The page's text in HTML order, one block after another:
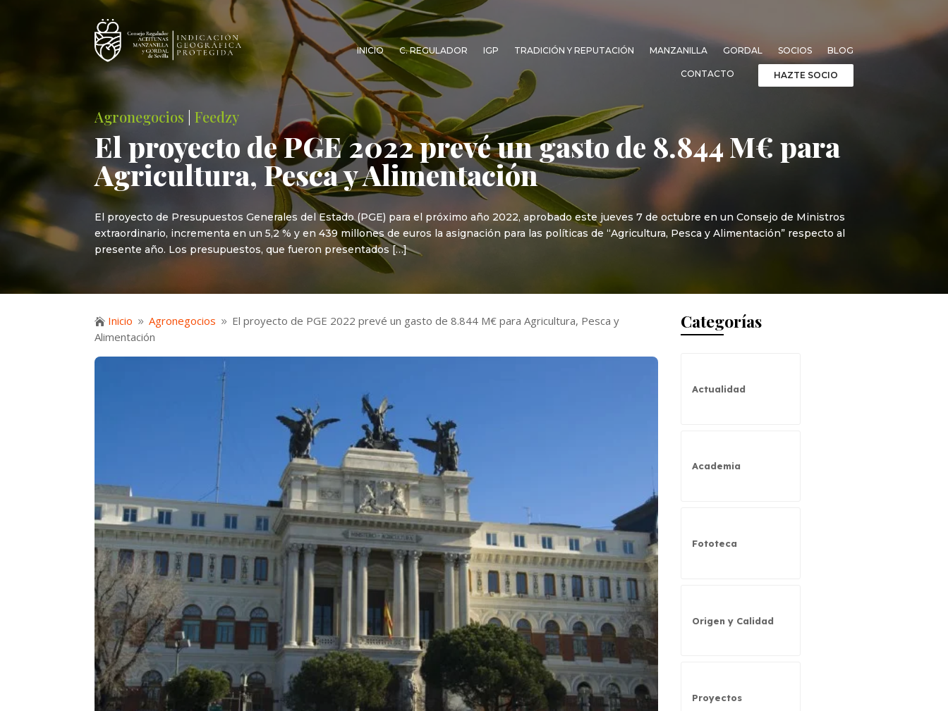
INICIO C. REGULADOR IGP TRADICIÓN Y REPUTACIÓN MANZANILLA GORDAL SOCIOS BLOG
CONTACTO HAZTE SOCIO
Agronegocios |Feedzy
El proyecto de PGE 2022 prevé un gasto de 8.844 M€ para
Agricultura, Pesca y Alimentación
El proyecto de Presupuestos Generales del Estado (PGE) para el próximo año 2022, aprobado este jueves 7 de octubre en un Consejo de Ministros
extraordinario, incrementa en un 5,2 % y en 439 millones de euros la asignación para las políticas de “Agricultura, Pesca y Alimentación” respecto al
presente año. Los presupuestos, que fueron presentados […]
 Inicio 9 Agronegocios 9 El proyecto de PGE 2022 prevé un gasto de 8.844 M€ para Agricultura, Pesca y
Alimentación
Categorías
Actualidad
Academia
Fototeca
Origen y Calidad
Proyectos